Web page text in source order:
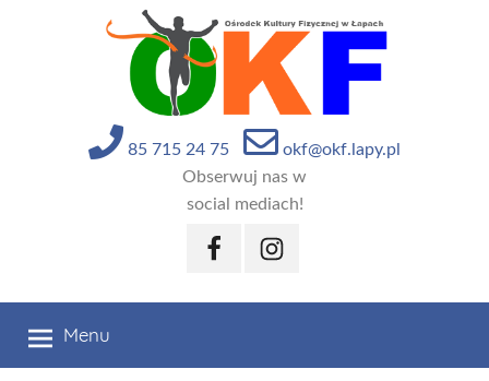
85 715 24 75
okf@okf.lapy.pl
Obserwuj nas w
social mediach!
FacebookInstagram
Menu